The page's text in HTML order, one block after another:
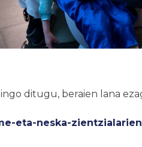
ditugu, beraien lana
eta-neska-